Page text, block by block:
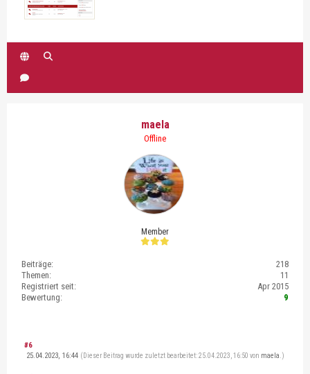
maela
Offline
Member
Beiträge:
218
Themen:
11
Registriert seit:
Apr 2015
Bewertung:
9
#6
25.04.2023, 16:44 (Dieser Beitrag wurde zuletzt bearbeitet: 25.04.2023, 16:50 von maela .)